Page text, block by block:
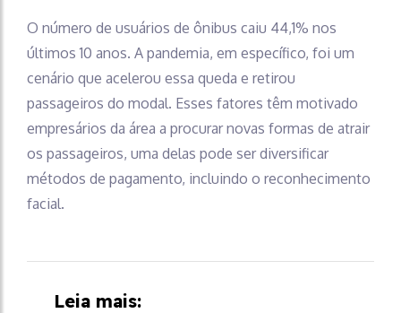
O número de usuários de ônibus caiu 44,1% nos
últimos 10 anos. A pandemia, em específico, foi um
cenário que acelerou essa queda e retirou
passageiros do modal. Esses fatores têm motivado
empresários da área a procurar novas formas de atrair
os passageiros, uma delas pode ser diversificar
métodos de pagamento, incluindo o reconhecimento
facial.
Leia mais: